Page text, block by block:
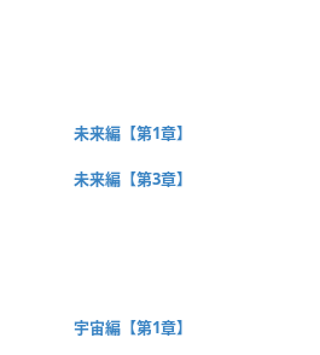
未来編【第1章】
未来編【第3章】
宇宙編【第1章】